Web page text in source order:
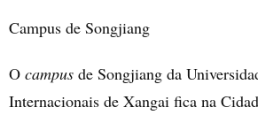
Campus de Songjiang
O campus de Songjiang da
Internacionais de Xangai fica na